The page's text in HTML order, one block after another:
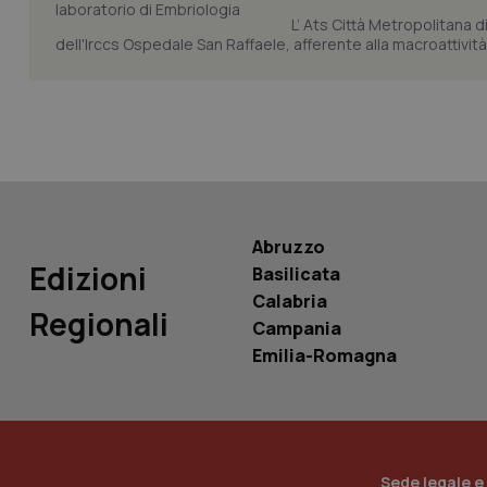
L’ Ats Città Metropolitana
dell'Irccs Ospedale San Raffaele, afferente alla
Edizioni
Regionali
Abruzzo
Basilicata
Calabria
Campania
Emilia-Romagna
Sede legale
tracking-sites-